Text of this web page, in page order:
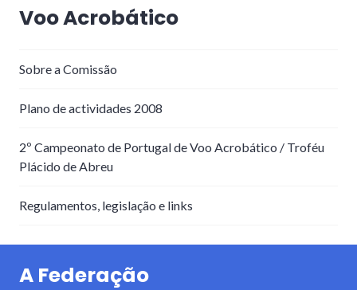
Voo Acrobático
Sobre a Comissão
Plano de actividades 2008
2º Campeonato de Portugal de Voo Acrobático / Troféu
Plácido de Abreu
Regulamentos, legislação e links
A Federação